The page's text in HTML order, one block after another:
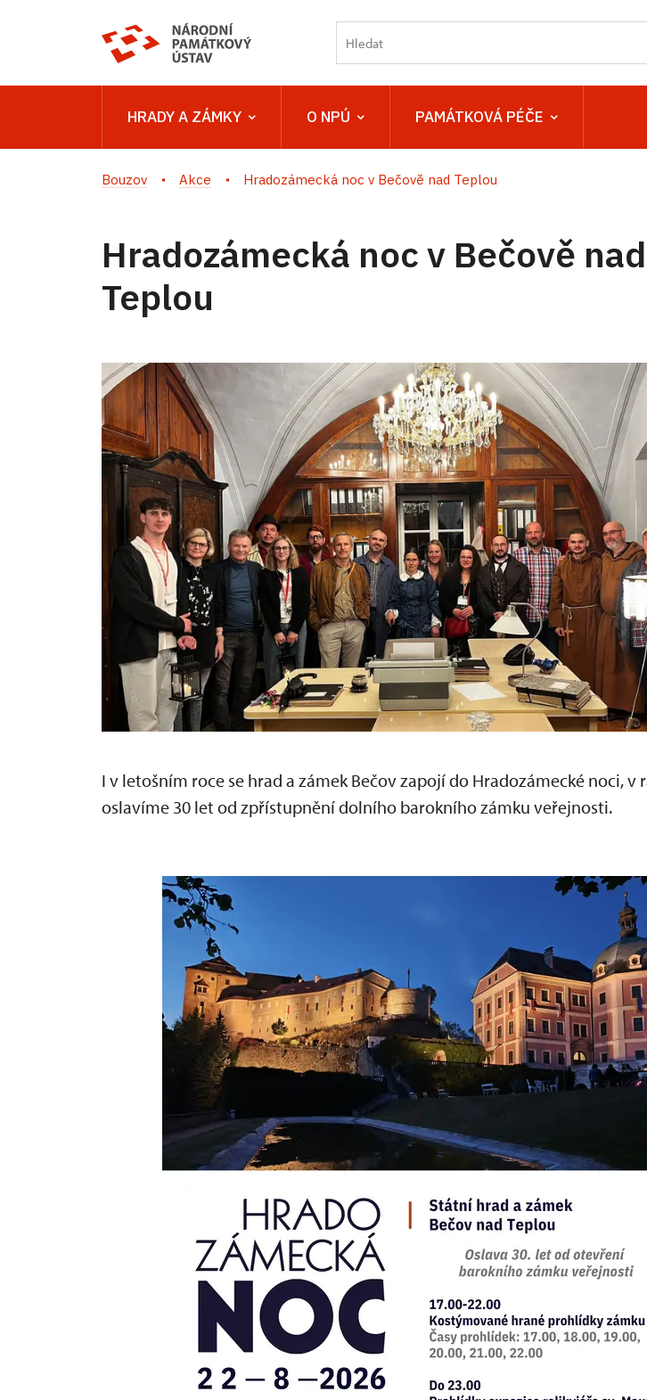
HRADY A ZÁMKY O NPÚ PAMÁTKOVÁ PÉČE
Bouzov Akce Hradozámecká noc v Bečově nad Teplou
Hradozámecká noc v Bečově nad
Teplou
I v letošním roce se hrad a zámek Bečov zapojí do Hradozámecké noci, v
oslavíme 30 let od zpřístupnění dolního barokního zámku veřejnosti.